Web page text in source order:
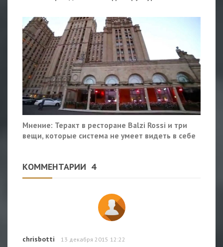
Мнение: Теракт в ресторане Balzi Rossi и три
вещи, которые система не умеет видеть в себе
КОММЕНТАРИИ 4
chrisbotti 13 декабря 2015 12:22